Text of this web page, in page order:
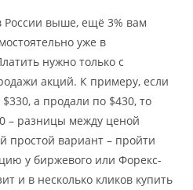
России выше, ещё 3% вам
уже в
нужно только с
акций. К примеру, если
а продали по $430, то
– разницы между ценой
простой вариант – пройти
у биржевого или Форекс-
и в несколько кликов купить